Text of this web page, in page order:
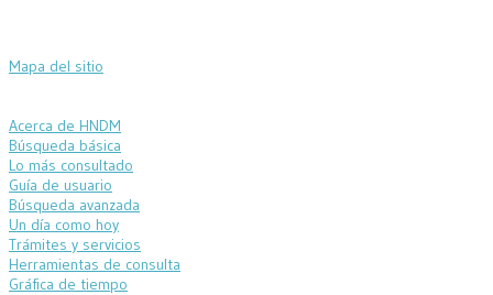
Mapa del sitio
Acerca de HNDM
Búsqueda básica
Lo más consultado
Guía de usuario
Búsqueda avanzada
Un día como hoy
Trámites y servicios
Herramientas de consulta
Gráfica de tiempo